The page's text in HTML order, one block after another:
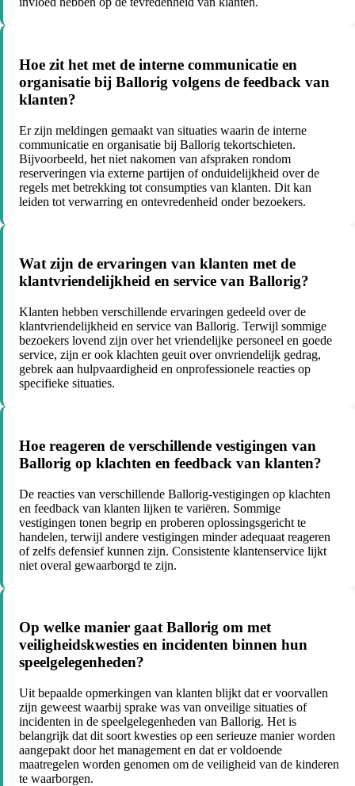
Hoe zit het met de interne communicatie en
organisatie bij Ballorig volgens de feedback van
klanten?
Er zijn meldingen gemaakt van situaties waarin de interne
communicatie en organisatie bij Ballorig tekortschieten.
Bijvoorbeeld, het niet nakomen van afspraken rondom
reserveringen via externe partijen of onduidelijkheid over de
regels met betrekking tot consumpties van klanten. Dit kan
leiden tot verwarring en ontevredenheid onder bezoekers.
Wat zijn de ervaringen van klanten met de
klantvriendelijkheid en service van Ballorig?
Klanten hebben verschillende ervaringen gedeeld over de
klantvriendelijkheid en service van Ballorig. Terwijl sommige
bezoekers lovend zijn over het vriendelijke personeel en goede
service, zijn er ook klachten geuit over onvriendelijk gedrag,
gebrek aan hulpvaardigheid en onprofessionele reacties op
specifieke situaties.
Hoe reageren de verschillende vestigingen van
Ballorig op klachten en feedback van klanten?
De reacties van verschillende Ballorig-vestigingen op klachten
en feedback van klanten lijken te variëren. Sommige
vestigingen tonen begrip en proberen oplossingsgericht te
handelen, terwijl andere vestigingen minder adequaat reageren
of zelfs defensief kunnen zijn. Consistente klantenservice lijkt
niet overal gewaarborgd te zijn.
Op welke manier gaat Ballorig om met
veiligheidskwesties en incidenten binnen hun
speelgelegenheden?
Uit bepaalde opmerkingen van klanten blijkt dat er voorvallen
zijn geweest waarbij sprake was van onveilige situaties of
incidenten in de speelgelegenheden van Ballorig. Het is
belangrijk dat dit soort kwesties op een serieuze manier worden
aangepakt door het management en dat er voldoende
maatregelen worden genomen om de veiligheid van de kinderen
te waarborgen.